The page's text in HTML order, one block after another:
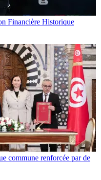
Financière Historique
commune renforcée par de